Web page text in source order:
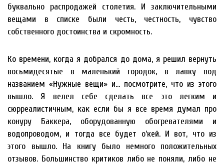
буквально распродажей столетия. И заключительными
вещами в списке были честь, честность, чувство
собственного достоинства и скромность.
Ко времени, когда я добрался до дома, я решил вернуть
восьмидесятые в маленький городок, в лавку под
названием «Нужные вещи» и… посмотрите, что из этого
вышло. Я велел себе сделать все это легким и
сюрреалистичным, как если бы я все время думал про
конуру Баккера, оборудованную обогревателями и
водопроводом, и тогда все будет о’кей. И вот, что из
этого вышло. На книгу было немного положительных
отзывов. Большинство критиков либо не поняли, либо не